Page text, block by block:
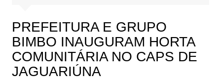
PREFEITURA E GRUPO
BIMBO INAUGURAM HORTA
COMUNITÁRIA NO CAPS DE
JAGUARIÚNA